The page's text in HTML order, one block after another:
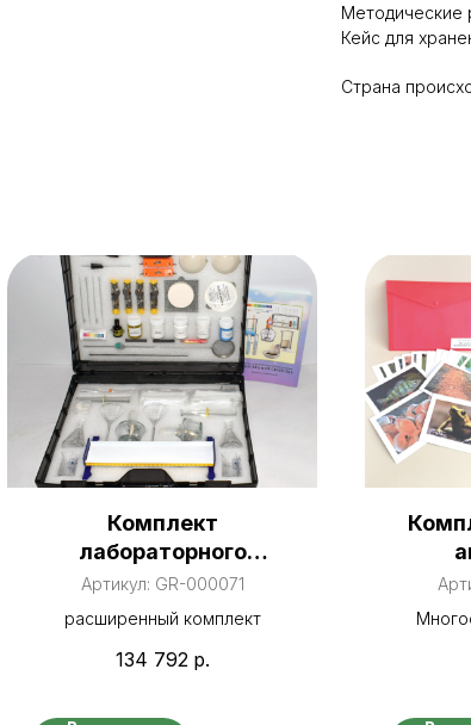
Методические
Кейс для
Страна
Комплект
лабораторного
оборудования
«Вещества и их
Артикул: GR-000071
расширенный комплект
134 792 р.